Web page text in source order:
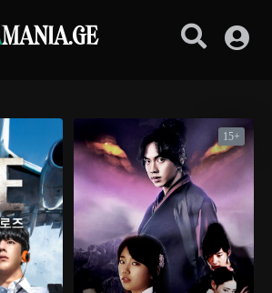
MANIA.GE
15+